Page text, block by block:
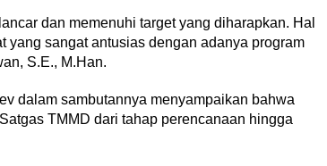
dan memenuhi target yang diharapkan. Hal
yang sangat antusias dengan adanya program
S.E., M.Han.
dalam sambutannya menyampaikan bahwa
TMMD dari tahap perencanaan hingga